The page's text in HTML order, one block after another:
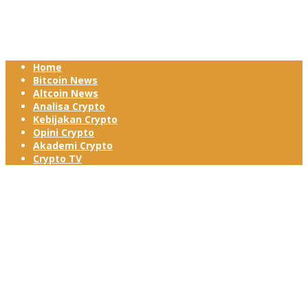
Home
Bitcoin News
Altcoin News
Analisa Crypto
Kebijakan Crypto
Opini Crypto
Akademi Crypto
Crypto TV